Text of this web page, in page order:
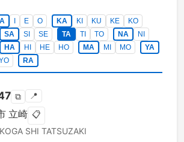
A E O KA KI KU KE
KO
SA
SI SE TA TI TO NA
NI
HA
HI HE HO MA MI MO
YA
RA
⧉ 📍
立崎 📋
KOGA SHI TATSUZAKI